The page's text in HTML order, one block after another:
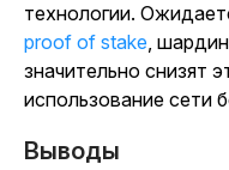
технологии.
proof of stake,
значительно снизят
использование сети
Выводы